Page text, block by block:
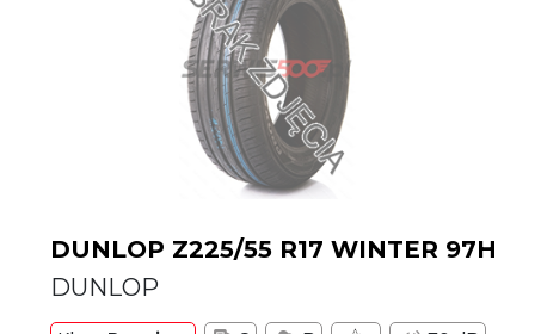
DUNLOP Z225/55 R17 WINTER 97H
DUNLOP